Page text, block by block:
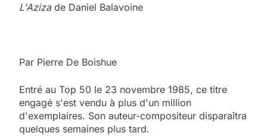
L'Azizade Daniel Balavoine
Par Pierre De Boishue
Entré au Top 50 le 23 novembre 1985, ce titre
engagé s'est vendu à plus d'un million
d'exemplaires. Son auteur-compositeur disparaîtra
quelques semaines plus tard.